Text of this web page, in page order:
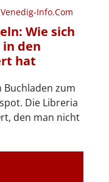
Info.Com
Wie sich
den
hat
Buchladen zum
Die Libreria
den man nicht